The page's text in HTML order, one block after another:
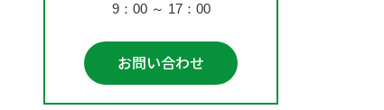
9：00～ 17：00
お問い合わせ